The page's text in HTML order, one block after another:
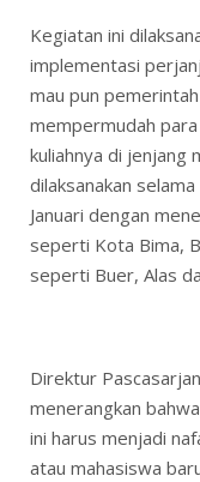
Kegiatan ini
implementasi
mau pun
mempermudah
kuliahnya di
dilaksanakan
Januari dengan
seperti Kota Bima,
seperti Buer, Alas
Direktur
menerangkan
ini harus menjadi
atau mahasiswa